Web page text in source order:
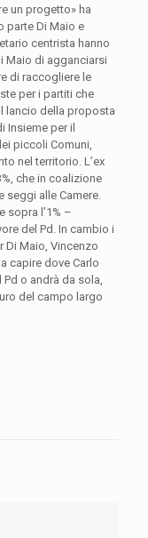
un progetto» ha
parte Di Maio e
centrista hanno
Maio di agganciarsi
di raccogliere le
per i partiti che
lancio della proposta
Insieme per il
piccoli Comuni,
nel territorio. L’ex
che in coalizione
alle Camere.
sopra l’1% –
del Pd. In cambio i
Di Maio, Vincenzo
capire dove Carlo
o andrà da sola,
del campo largo